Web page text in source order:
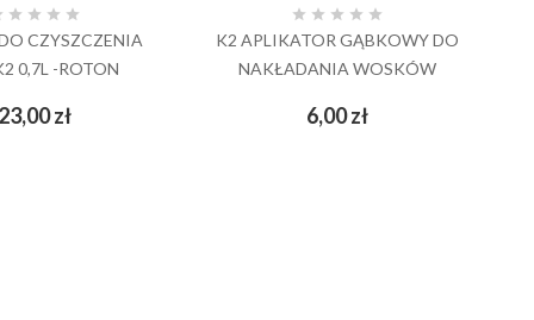
   
CZYSZCZENIA
0,7L -ROTON
23,00 złCena
add_shopping_cart
    
K2 APLIKATOR GĄBKOWY DO
NAKŁADANIA WOSKÓW
6,00 złCena
add_shopping_cart